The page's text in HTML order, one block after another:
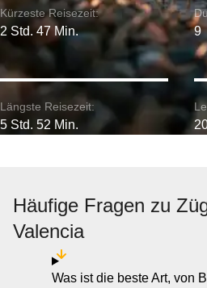
Kürzeste Reisezeit:
2 Std. 47 Min.
Längste Reisezeit:
5 Std. 52 Min.
9
Häufige Fragen zu
Valencia
Was ist die beste Art, von